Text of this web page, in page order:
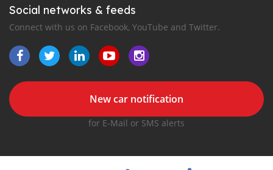
Social networks & feeds
Connect with us on Facebook, YouTube and Twitter.
New car notification
for E-Mail or SMS alerts